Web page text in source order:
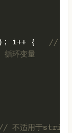
i++ {
// 也
环变量
// 不适用于string